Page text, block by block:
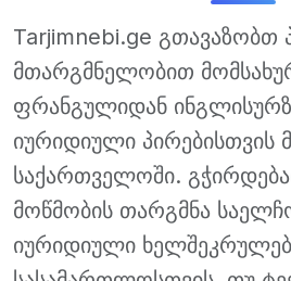
Tarjimnebi.ge
მთარგმნელობით
ფრანგულიდან
იურიდიული პირებისთვის
საქართველოში.
მოწმობის თარგმნა
იურიდიული